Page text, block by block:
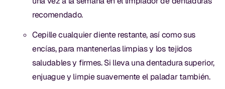
recomendado.
Cepille cualquier diente restante, así como sus
encías, para mantenerlas limpias y los tejidos
saludables y firmes. Si lleva una dentadura superior,
enjuague y limpie suavemente el paladar también.